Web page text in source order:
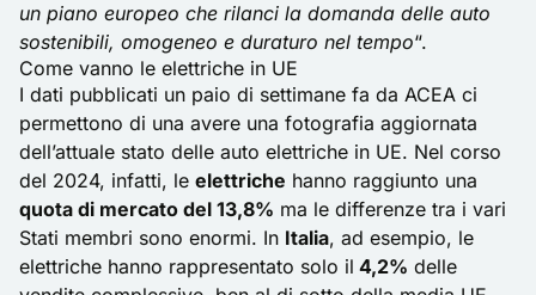
un piano europeo che rilanci la domanda delle auto
sostenibili, omogeneo e duraturo nel tempo“.
Come vanno le elettriche in UE
I dati pubblicati un paio di settimane fa da ACEA ci
permettono di una avere una fotografia aggiornata
dell’attuale stato delle auto elettriche in UE. Nel corso
del 2024, infatti, le elettriche hanno raggiunto una
quota di mercato del 13,8% ma le differenze tra i vari
Stati membri sono enormi. In Italia, ad esempio, le
elettriche hanno rappresentato solo il 4,2% delle